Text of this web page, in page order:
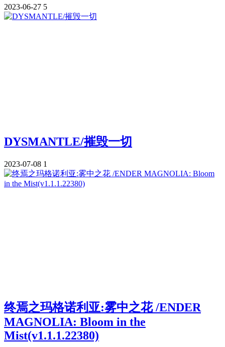
2023-06-27 5
DYSMANTLE/摧毁一切
2023-07-08 1
终焉之玛格诺利亚:雾中之花 /ENDER
MAGNOLIA: Bloom in the
Mist(v1.1.1.22380)